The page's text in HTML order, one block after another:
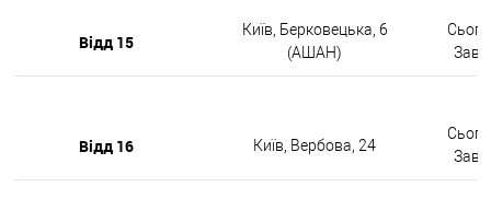
Відд 15
Київ, Берковецька, 6
(АШАН)
Відд 16 Київ, Вербова, 24